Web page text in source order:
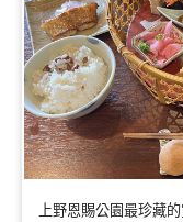
上野恩賜公園最珍藏